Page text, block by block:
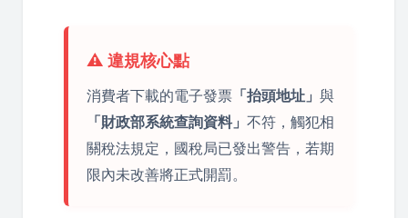
⚠️ 違規核心點
消費者下載的電子發票 「抬頭地址」 與
「財政部系統查詢資料」 不符，觸犯相
關稅法規定，國稅局已發出警告，若期
限內未改善將正式開罰。